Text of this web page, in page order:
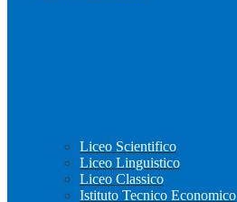
Liceo Scientifico
Liceo Linguistico
Liceo Classico
Istituto Tecnico Economico